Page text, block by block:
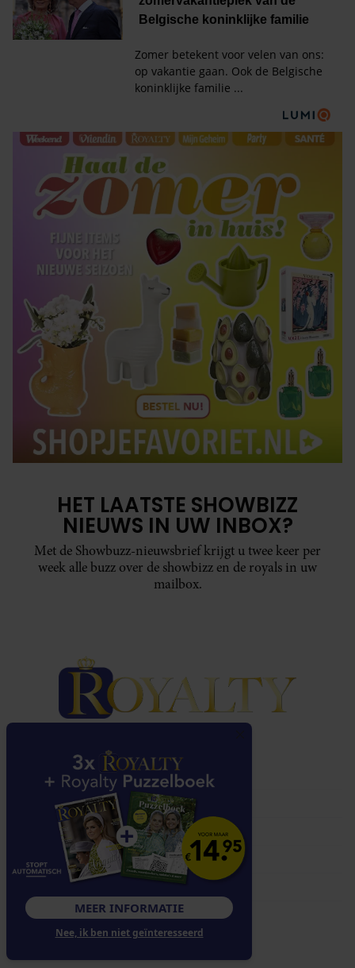
HET LAATSTE SHOWBIZZ
NIEUWS IN UW INBOX?
Met de Showbuzz-nieuwsbrief krijgt u twee keer per
week alle buzz over de showbizz en de royals in uw
mailbox.
Over Royalty
Klantenservice
Abonnementen
Contact
VOLG ONS
MEER INFORMATIE
Nee, ik ben niet geïnteresseerd